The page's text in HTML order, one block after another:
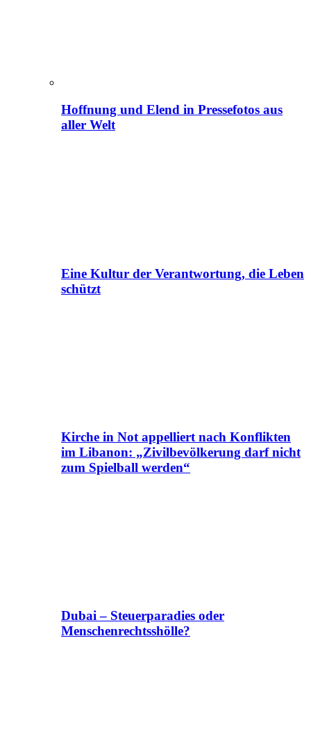
Hoffnung und Elend in Pressefotos aus
aller Welt
Eine Kultur der Verantwortung, die Leben
schützt
Kirche in Not appelliert nach Konflikten
im Libanon: „Zivilbevölkerung darf nicht
zum Spielball werden“
Dubai – Steuerparadies oder
Menschenrechtsshölle?